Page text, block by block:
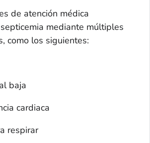
de atención médica
mediante múltiples
como los siguientes:
baja
cardiaca
respirar